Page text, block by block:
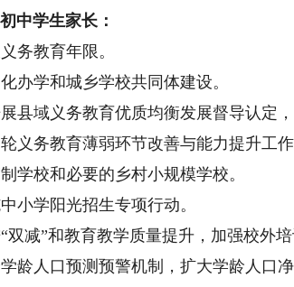
中学生家长：
教育年限。
学和城乡学校共同体建设。
域义务教育优质均衡发展督导认定，
务教育薄弱环节改善与能力提升工作
校和必要的乡村小规模学校。
学阳光招生专项行动。
”和教育教学质量提升，加强校外培
人口预测预警机制，扩大学龄人口净